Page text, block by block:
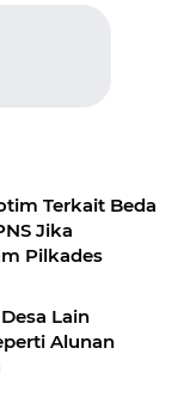
Terkait Beda
Jika
Pilkades
Lain
Alunan